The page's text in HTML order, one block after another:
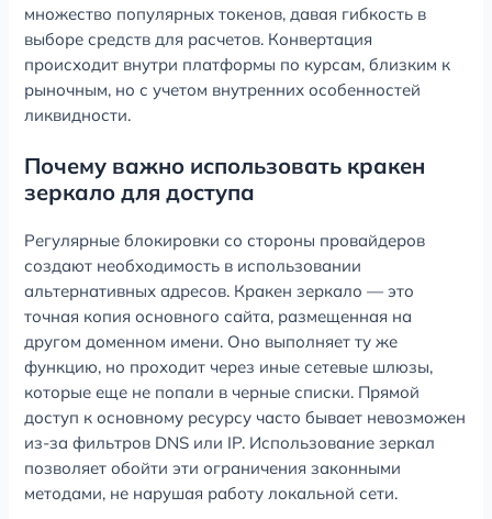
множество популярных токенов, давая гибкость в
выборе средств для расчетов. Конвертация
происходит внутри платформы по курсам, близким к
рыночным, но с учетом внутренних особенностей
ликвидности.
Почему важно использовать кракен
зеркало для доступа
Регулярные блокировки со стороны провайдеров
создают необходимость в использовании
альтернативных адресов. Кракен зеркало — это
точная копия основного сайта, размещенная на
другом доменном имени. Оно выполняет ту же
функцию, но проходит через иные сетевые шлюзы,
которые еще не попали в черные списки. Прямой
доступ к основному ресурсу часто бывает невозможен
из-за фильтров DNS или IP. Использование зеркал
позволяет обойти эти ограничения законными
методами, не нарушая работу локальной сети.